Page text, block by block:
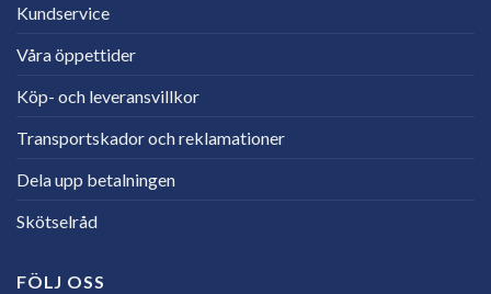
Kundservice
Våra öppettider
Köp- och leveransvillkor
Transportskador och reklamationer
Dela upp betalningen
Skötselråd
FÖLJ OSS